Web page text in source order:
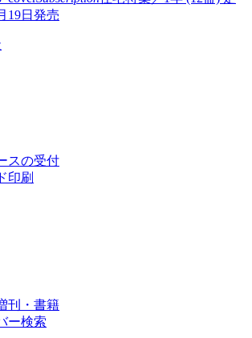
19日発売
スの受付
印刷
刊・書籍
ー検索